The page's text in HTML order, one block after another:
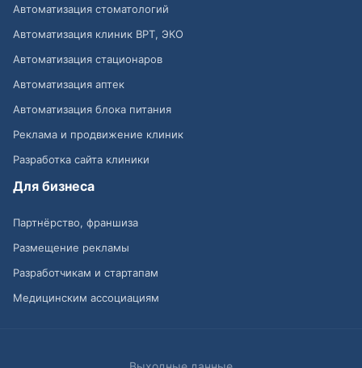
Автоматизация стоматологий
Автоматизация клиник ВРТ, ЭКО
Автоматизация стационаров
Автоматизация аптек
Автоматизация блока питания
Реклама и продвижение клиник
Разработка сайта клиники
Для бизнеса
Партнёрство, франшиза
Размещение рекламы
Разработчикам и стартапам
Медицинским ассоциациям